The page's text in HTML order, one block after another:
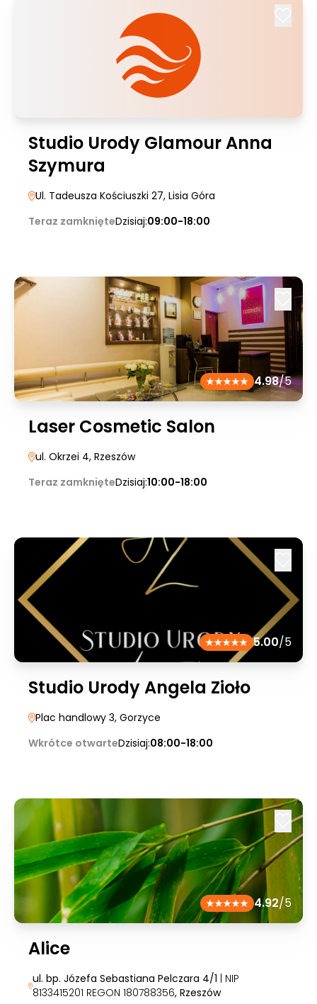
Studio Urody Glamour Anna
Szymura
Ul. Tadeusza Kościuszki 27, Lisia Góra
Teraz zamknięteDzisiaj:09:00-18:00
4.98/5
Laser Cosmetic Salon
ul. Okrzei 4, Rzeszów
Teraz zamknięteDzisiaj:10:00-18:00
5.00/5
Studio Urody Angela Zioło
Plac handlowy 3, Gorzyce
Wkrótce otwarteDzisiaj:08:00-18:00
4.92/5
Alice
ul. bp. Józefa Sebastiana Pelczara 4/1 | NIP
8133415201 REGON 180788356, Rzeszów